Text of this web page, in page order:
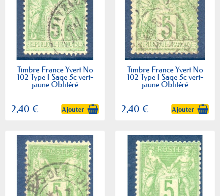
Timbre France Yvert No
102 Type I Sage 5c vert-
jaune Oblitéré
2,40 € Ajouter
Timbre France Yvert No
102 Type I Sage 5c vert-
jaune Oblitéré
2,40 € Ajouter